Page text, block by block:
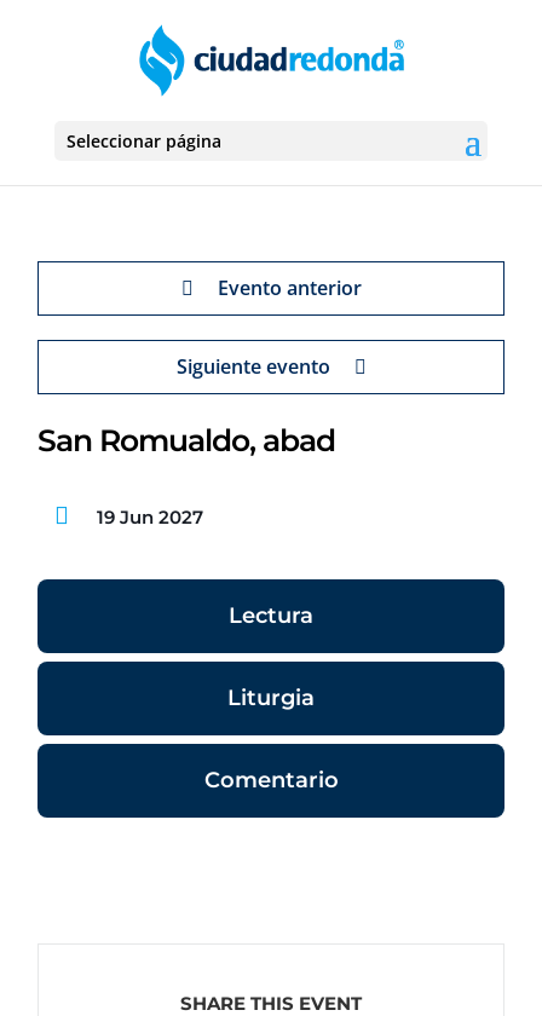
Seleccionar página
Evento anterior
Siguiente evento
San Romualdo, abad
19 Jun 2027
Lectura
Liturgia
Comentario
SHARE THIS EVENT